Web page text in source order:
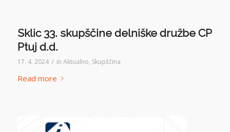
Sklic 33. skupščine delniške družbe CP
Ptuj d.d.
17. 4. 2024 / in Aktualno, Skupščina
Read more